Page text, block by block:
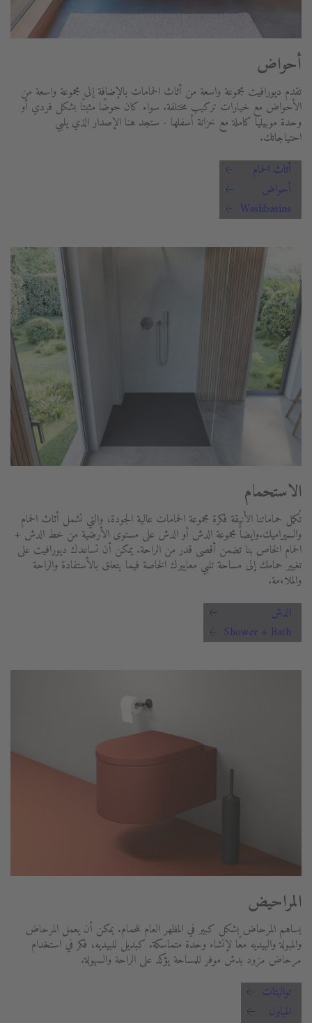
أحواض
تقدم ديورافيت مجموعة واسعة من أثاث الحمامات بالإضافة إلى مجموعة واسعة من
الأحواض مع خيارات تركيب مختلفة. سواء كان حوضًا مثبتًا بشكل فردي أو
وحدة موبيليا كاملة مع خزانة أسفلها - ستجد هنا الإصدار الذي يلبي
احتياجاتك.
أثاث الحمام
أحواض
Washbasins
الاستحمام
تُكمل حماماتنا الأنيقة فكرة مجموعة الحمامات عالية الجودة، والتي تشمل أثاث الحمام
والسيراميك.وايضاً مجموعة الدش أو الدش على مستوى الأرضية من خط الدش +
الحمام الخاص بنا تضمن أقصى قدر من الراحة. يمكن أن تساعدك ديورافيت على
تغيير حمامك إلى مساحة تلبي معاييرك الخاصة فيما يتعلق بالأستفادة والراحة
والملاءمة.
الدش
Shower + Bath
المراحيض
يساهم المرحاض بشكل كبير في المظهر العام للحمام. يمكن أن يعمل المرحاض
والمبولة والبيديه معًا لإنشاء وحدة متماسكة. كبديل للبيديه، فكر في استخدام
مرحاض مزود بدش موفر للمساحة يؤكد على الراحة والسهولة.
تواليتات
المباول